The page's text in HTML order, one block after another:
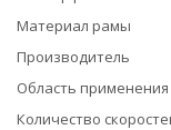
Материал рамы
Производитель
Область применения
Количество